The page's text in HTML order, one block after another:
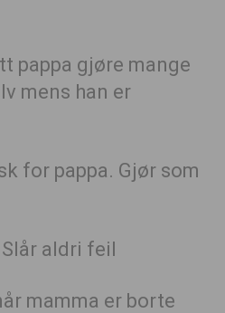
pappa gjøre mange
mens han er
for pappa. Gjør som
aldri feil
mamma er borte